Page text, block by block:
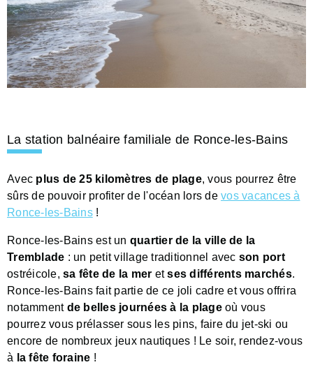
La station balnéaire familiale de Ronce-les-Bains
Avec plus de 25 kilomètres de plage, vous pourrez être
sûrs de pouvoir profiter de l'océan lors de vos vacances à
Ronce-les-Bains!
Ronce-les-Bains est un quartier de la ville de la
Tremblade : un petit village traditionnel avec son port
ostréicole, sa fête de la mer etses différents marchés.
Ronce-les-Bains fait partie de ce joli cadre et vous offrira
notamment de belles journées à la plageoù vous
pourrez vous prélasser sous les pins, faire du jet-ski ou
encore de nombreux jeux nautiques ! Le soir, rendez-vous
à la fête foraine !